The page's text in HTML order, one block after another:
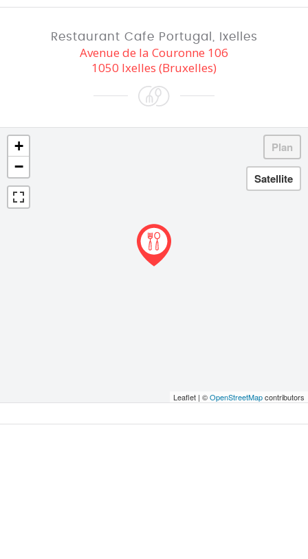
Restaurant Cafe Portugal, Ixelles
Avenue de la Couronne 106
1050 Ixelles (Bruxelles)
+
−
Leaflet | ©OpenStreetMapcontributors